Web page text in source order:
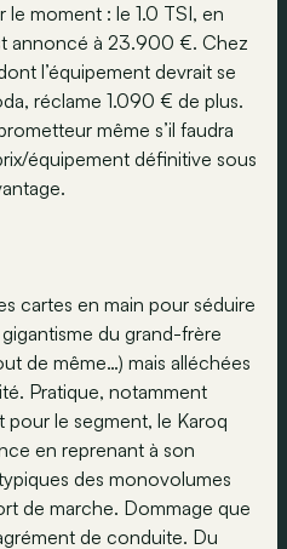
moment : le 1.0 TSI, en
annoncé à 23.900 €. Chez
l’équipement devrait se
réclame 1.090 € de plus.
même s’il faudra
équipement définitive sous
cartes en main pour séduire
du grand-frère
de même…) mais alléchées
Pratique, notamment
pour le segment, le Karoq
en reprenant à son
des monovolumes
de marche. Dommage que
de conduite. Du